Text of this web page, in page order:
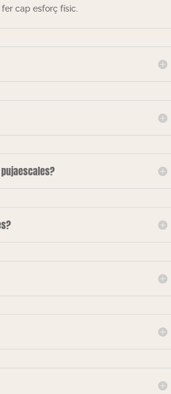
cap esforç físic.